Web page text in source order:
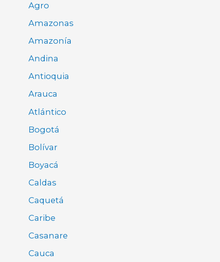
Agro
Amazonas
Amazonía
Andina
Antioquia
Arauca
Atlántico
Bogotá
Bolívar
Boyacá
Caldas
Caquetá
Caribe
Casanare
Cauca